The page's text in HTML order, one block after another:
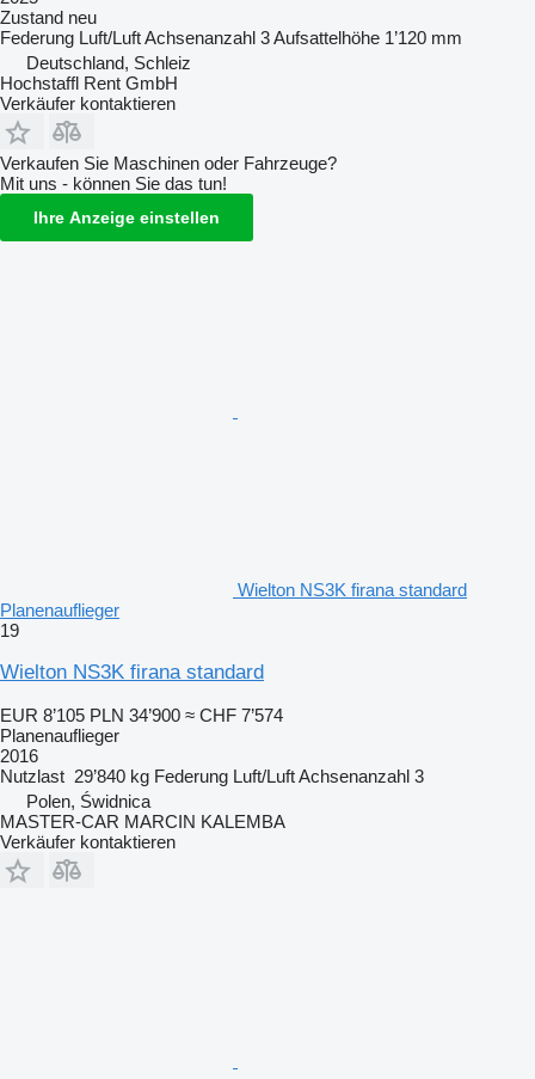
Zustand neu
Federung Luft/LuftAchsenanzahl 3Aufsattelhöhe 1’120 mm
Deutschland, Schleiz
Hochstaffl Rent GmbH
Verkäufer kontaktieren
Verkaufen Sie Maschinen oder Fahrzeuge?
Mit uns - können Sie das tun!
Ihre Anzeige einstellen
Wielton NS3K firana standard
Planenauflieger
19
Wielton NS3K firana standard
EUR 8’105 PLN 34’900 ≈ CHF 7’574
Planenauflieger
2016
Nutzlast 29’840 kg Federung Luft/LuftAchsenanzahl 3
Polen, Świdnica
MASTER-CAR MARCIN KALEMBA
Verkäufer kontaktieren